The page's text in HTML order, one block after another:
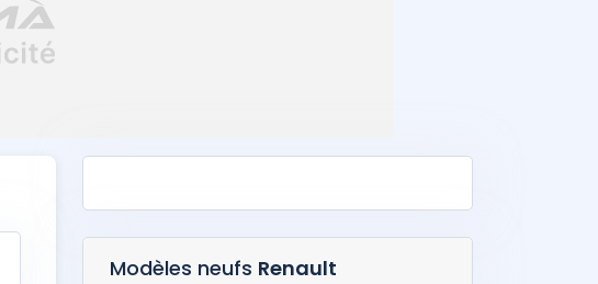
Modèles neufs Renault